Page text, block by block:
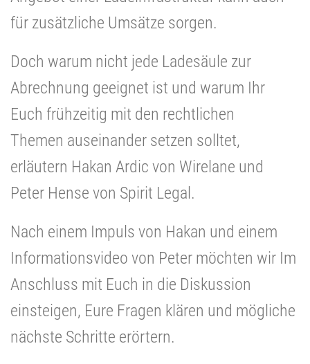
für zusätzliche Umsätze sorgen.
Doch warum nicht jede Ladesäule zur
Abrechnung geeignet ist und warum Ihr
Euch frühzeitig mit den rechtlichen
Themen auseinander setzen solltet,
erläutern Hakan Ardic von Wirelane und
Peter Hense von Spirit Legal.
Nach einem Impuls von Hakan und einem
Informationsvideo von Peter möchten wir Im
Anschluss mit Euch in die Diskussion
einsteigen, Eure Fragen klären und mögliche
nächste Schritte erörtern.